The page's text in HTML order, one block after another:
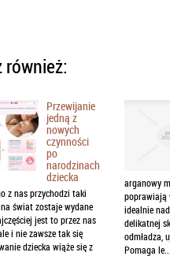
również:
Przewijanie
jedną z
nowych
czynności
po
narodzinach
dziecka
z nas przychodzi taki
świat zostaje wydane
jest to przez nas
i nie zawsze tak się
dziecka wiąże się z
arganowy
poprawiają
idealnie
delikatnej
odmładza,
Pomaga